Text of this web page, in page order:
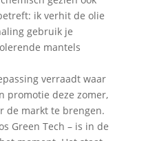
ik verhit de olie
gebruik je
mantels
verraadt waar
promotie deze zomer,
de markt te brengen.
Green Tech – is in de